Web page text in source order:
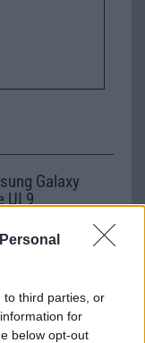
to third parties, or
for
below opt-out
Galaxy
UI 9
hoz,
középkategóriás